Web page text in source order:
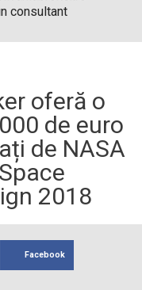
consultant
oferă o
de euro
de NASA
2018
Facebook